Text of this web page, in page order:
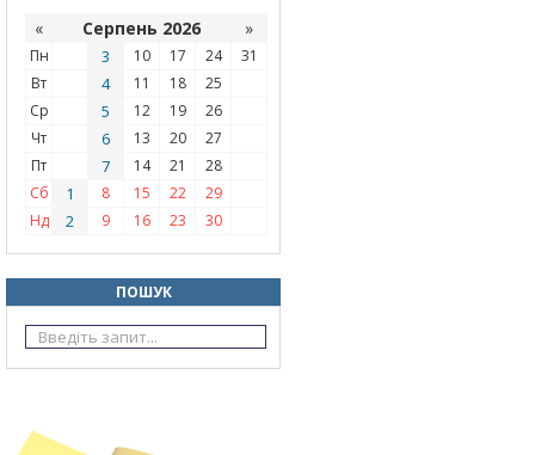
« Серпень 2026 »
Пн 3 10 17 24
31
Вт
4 11 18
25
Ср
5 12 19
26
Чт
6 13 20
27
Пт
7 14 21
28
Сб
1 8 15 22
29
Нд
2 9 16 23 30
ПОШУК